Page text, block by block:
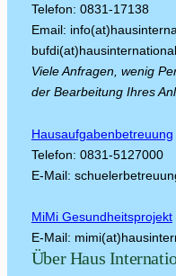
Telefon: 0831-17138
Email:
Viele Anfragen, wenig
der Bearbeitung Ihres
Hausaufgabenbetreuung
Telefon: 0831-5127000
E-Mail:
MiMi Gesundheitsprojekt
E-Mail:
Über Haus